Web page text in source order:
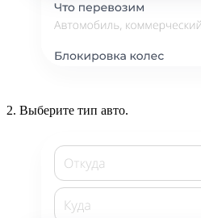
2. Выберите тип авто.